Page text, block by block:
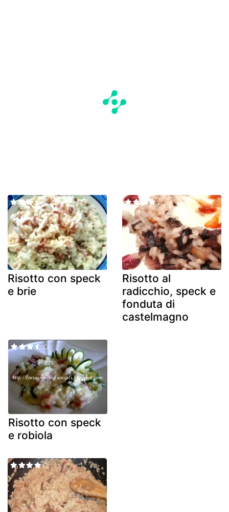
Risotto con speck
e brie
Risotto al
radicchio, speck e
fonduta di
castelmagno
Risotto con speck
e robiola